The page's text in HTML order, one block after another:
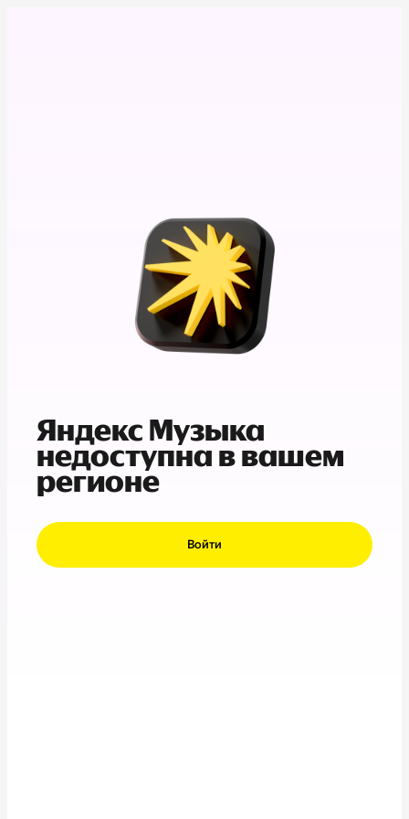
Яндекс Музыка
недоступна в вашем
регионе
Войти